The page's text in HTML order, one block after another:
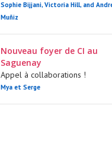
Sophie Bijjani, Victoria Hill, and
Muñiz
Nouveau foyer de CI au
Saguenay
Appel à collaborations !
Mya et Serge